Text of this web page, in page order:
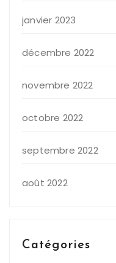
janvier 2023
décembre 2022
novembre 2022
octobre 2022
septembre 2022
août 2022
Catégories